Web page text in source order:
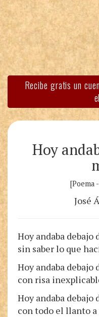
Recibe gratis un
Hoy
[Poema
José
Hoy andaba debajo
sin saber lo que
Hoy andaba debajo
con risa
Hoy andaba debajo
con todo el llanto a